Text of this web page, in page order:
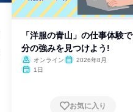
「洋服の青山」の仕事体験
分の強みを見つけよう!
オンライン
2026年8月
1日
お気に入り